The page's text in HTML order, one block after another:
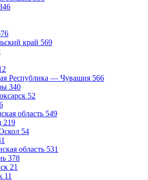
край 569
Республика — Чувашия 566
340
52
область 549
219
54
область 531
378
21
11